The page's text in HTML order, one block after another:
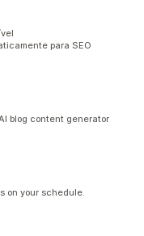
para SEO
blog content generator
on your schedule.